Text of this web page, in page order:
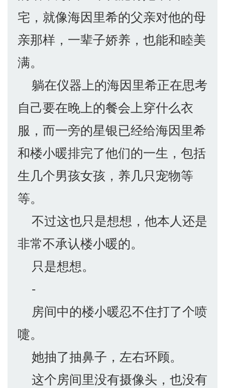
宅，就像海因里希的父亲对他的母
亲那样，一辈子娇养，也能和睦美
满。
躺在仪器上的海因里希正在思考
自己要在晚上的餐会上穿什么衣
服，而一旁的星银已经给海因里希
和楼小暖排完了他们的一生，包括
生几个男孩女孩，养几只宠物等
等。
不过这也只是想想，他本人还是
非常不承认楼小暖的。
只是想想。
-
房间中的楼小暖忍不住打了个喷
嚏。
她抽了抽鼻子，左右环顾。
这个房间里没有摄像头，也没有